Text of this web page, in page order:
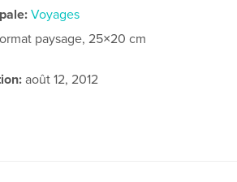
Voyages
paysage, 25×20 cm
août 12, 2012